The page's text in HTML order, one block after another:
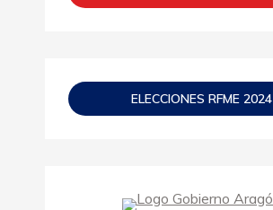
ELECCIONES RFME 2024